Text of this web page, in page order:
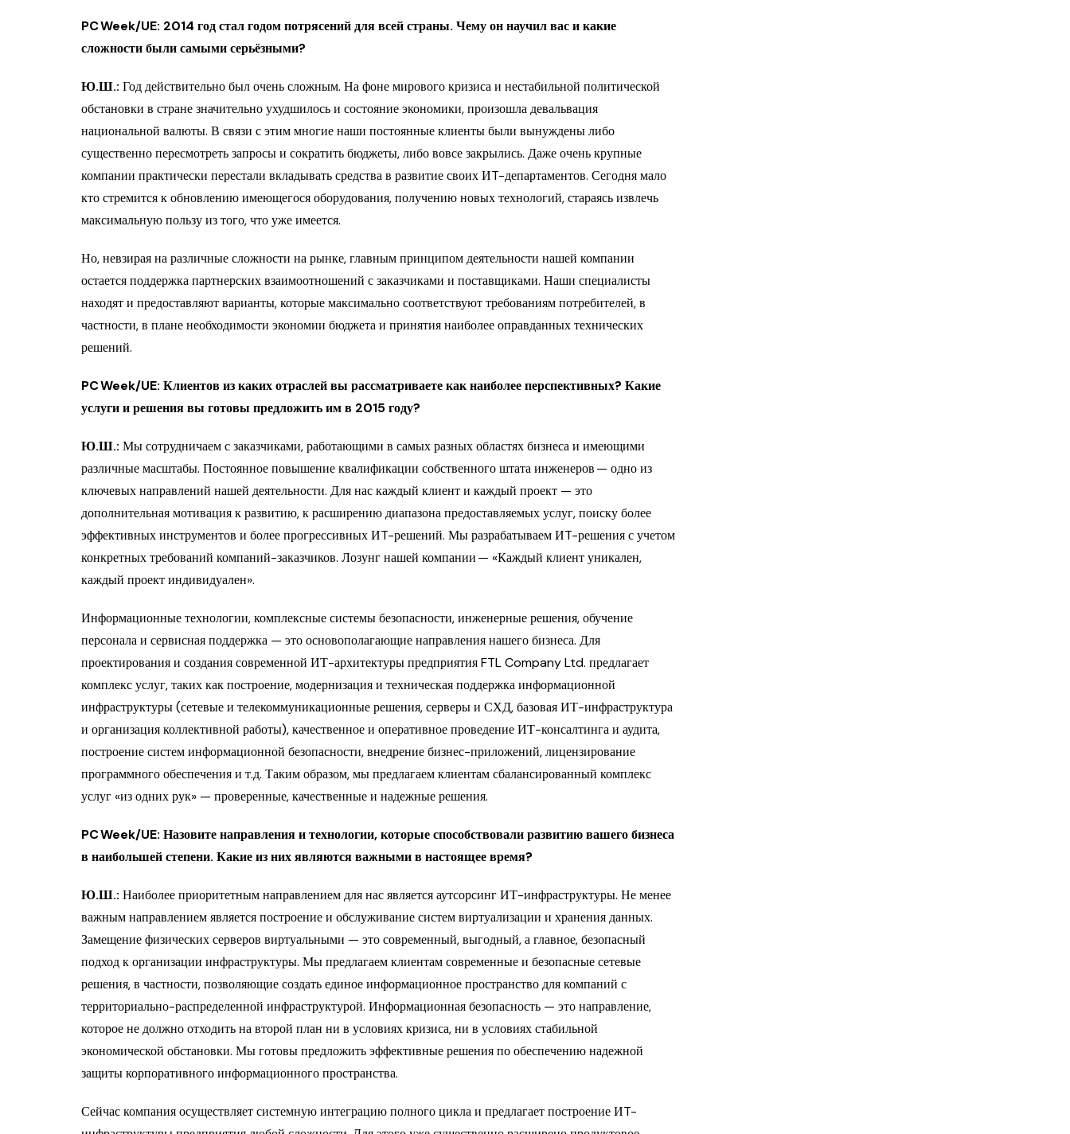
PC Week/UE: 2014 год стал годом потрясений для всей страны. Чему он научил вас и какие
сложности были самыми серьёзными?
Ю.Ш.: Год действительно был очень сложным. На фоне мирового кризиса и нестабильной политической
обстановки в стране значительно ухудшилось и состояние экономики, произошла девальвация
национальной валюты. В связи с этим многие наши постоянные клиенты были вынуждены либо
существенно пересмотреть запросы и сократить бюджеты, либо вовсе закрылись. Даже очень крупные
компании практически перестали вкладывать средства в развитие своих ИT-департаментов. Сегодня мало
кто стремится к обновлению имеющегося оборудования, получению новых технологий, стараясь извлечь
максимальную пользу из того, что уже имеется.
Но, невзирая на различные сложности на рынке, главным принципом деятельности нашей компании
остается поддержка партнерских взаимоотношений с заказчиками и поставщиками. Наши специалисты
находят и предоставляют варианты, которые максимально соответствуют требованиям потребителей, в
частности, в плане необходимости экономии бюджета и принятия наиболее оправданных технических
решений.
PC Week/UE: Клиентов из каких отраслей вы рассматриваете как наиболее перспективных? Какие
услуги и решения вы готовы предложить им в 2015 году?
Ю.Ш.: Мы сотрудничаем с заказчиками, работающими в самых разных областях бизнеса и имеющими
различные масштабы. Постоянное повышение квалификации собственного штата инженеров — одно из
ключевых направлений нашей деятельности. Для нас каждый клиент и каждый проект — это
дополнительная мотивация к развитию, к расширению диапазона предоставляемых услуг, поиску более
эффективных инструментов и более прогрессивных ИT-решений. Мы разрабатываем ИT-решения с учетом
конкретных требований компаний-заказчиков. Лозунг нашей компании — «Каждый клиент уникален,
каждый проект индивидуален».
Информационные технологии, комплексные системы безопасности, инженерные решения, обучение
персонала и сервисная поддержка — это основополагающие направления нашего бизнеса. Для
проектирования и создания современной ИТ-архитектуры предприятия FTL Company Ltd. предлагает
комплекс услуг, таких как построение, модернизация и техническая поддержка информационной
инфраструктуры (сетевые и телекоммуникационные решения, серверы и СХД, базовая ИТ-инфраструктура
и организация коллективной работы), качественное и оперативное проведение ИТ-консалтинга и аудита,
построение систем информационной безопасности, внедрение бизнес-приложений, лицензирование
программного обеспечения и т.д. Таким образом, мы предлагаем клиентам сбалансированный комплекс
услуг «из одних рук» — проверенные, качественные и надежные решения.
PC Week/UE: Назовите направления и технологии, которые способствовали развитию вашего бизнеса
в наибольшей степени. Какие из них являются важными в настоящее время?
Ю.Ш.: Наиболее приоритетным направлением для нас является аутсорсинг ИТ-инфраструктуры. Не менее
важным направлением является построение и обслуживание систем виртуализации и хранения данных.
Замещение физических серверов виртуальными — это современный, выгодный, а главное, безопасный
подход к организации инфраструктуры. Мы предлагаем клиентам современные и безопасные сетевые
решения, в частности, позволяющие создать единое информационное пространство для компаний с
территориально-распределенной инфраструктурой. Информационная безопасность — это направление,
которое не должно отходить на второй план ни в условиях кризиса, ни в условиях стабильной
экономической обстановки. Мы готовы предложить эффективные решения по обеспечению надежной
защиты корпоративного информационного пространства.
Сейчас компания осуществляет системную интеграцию полного цикла и предлагает построение ИT-